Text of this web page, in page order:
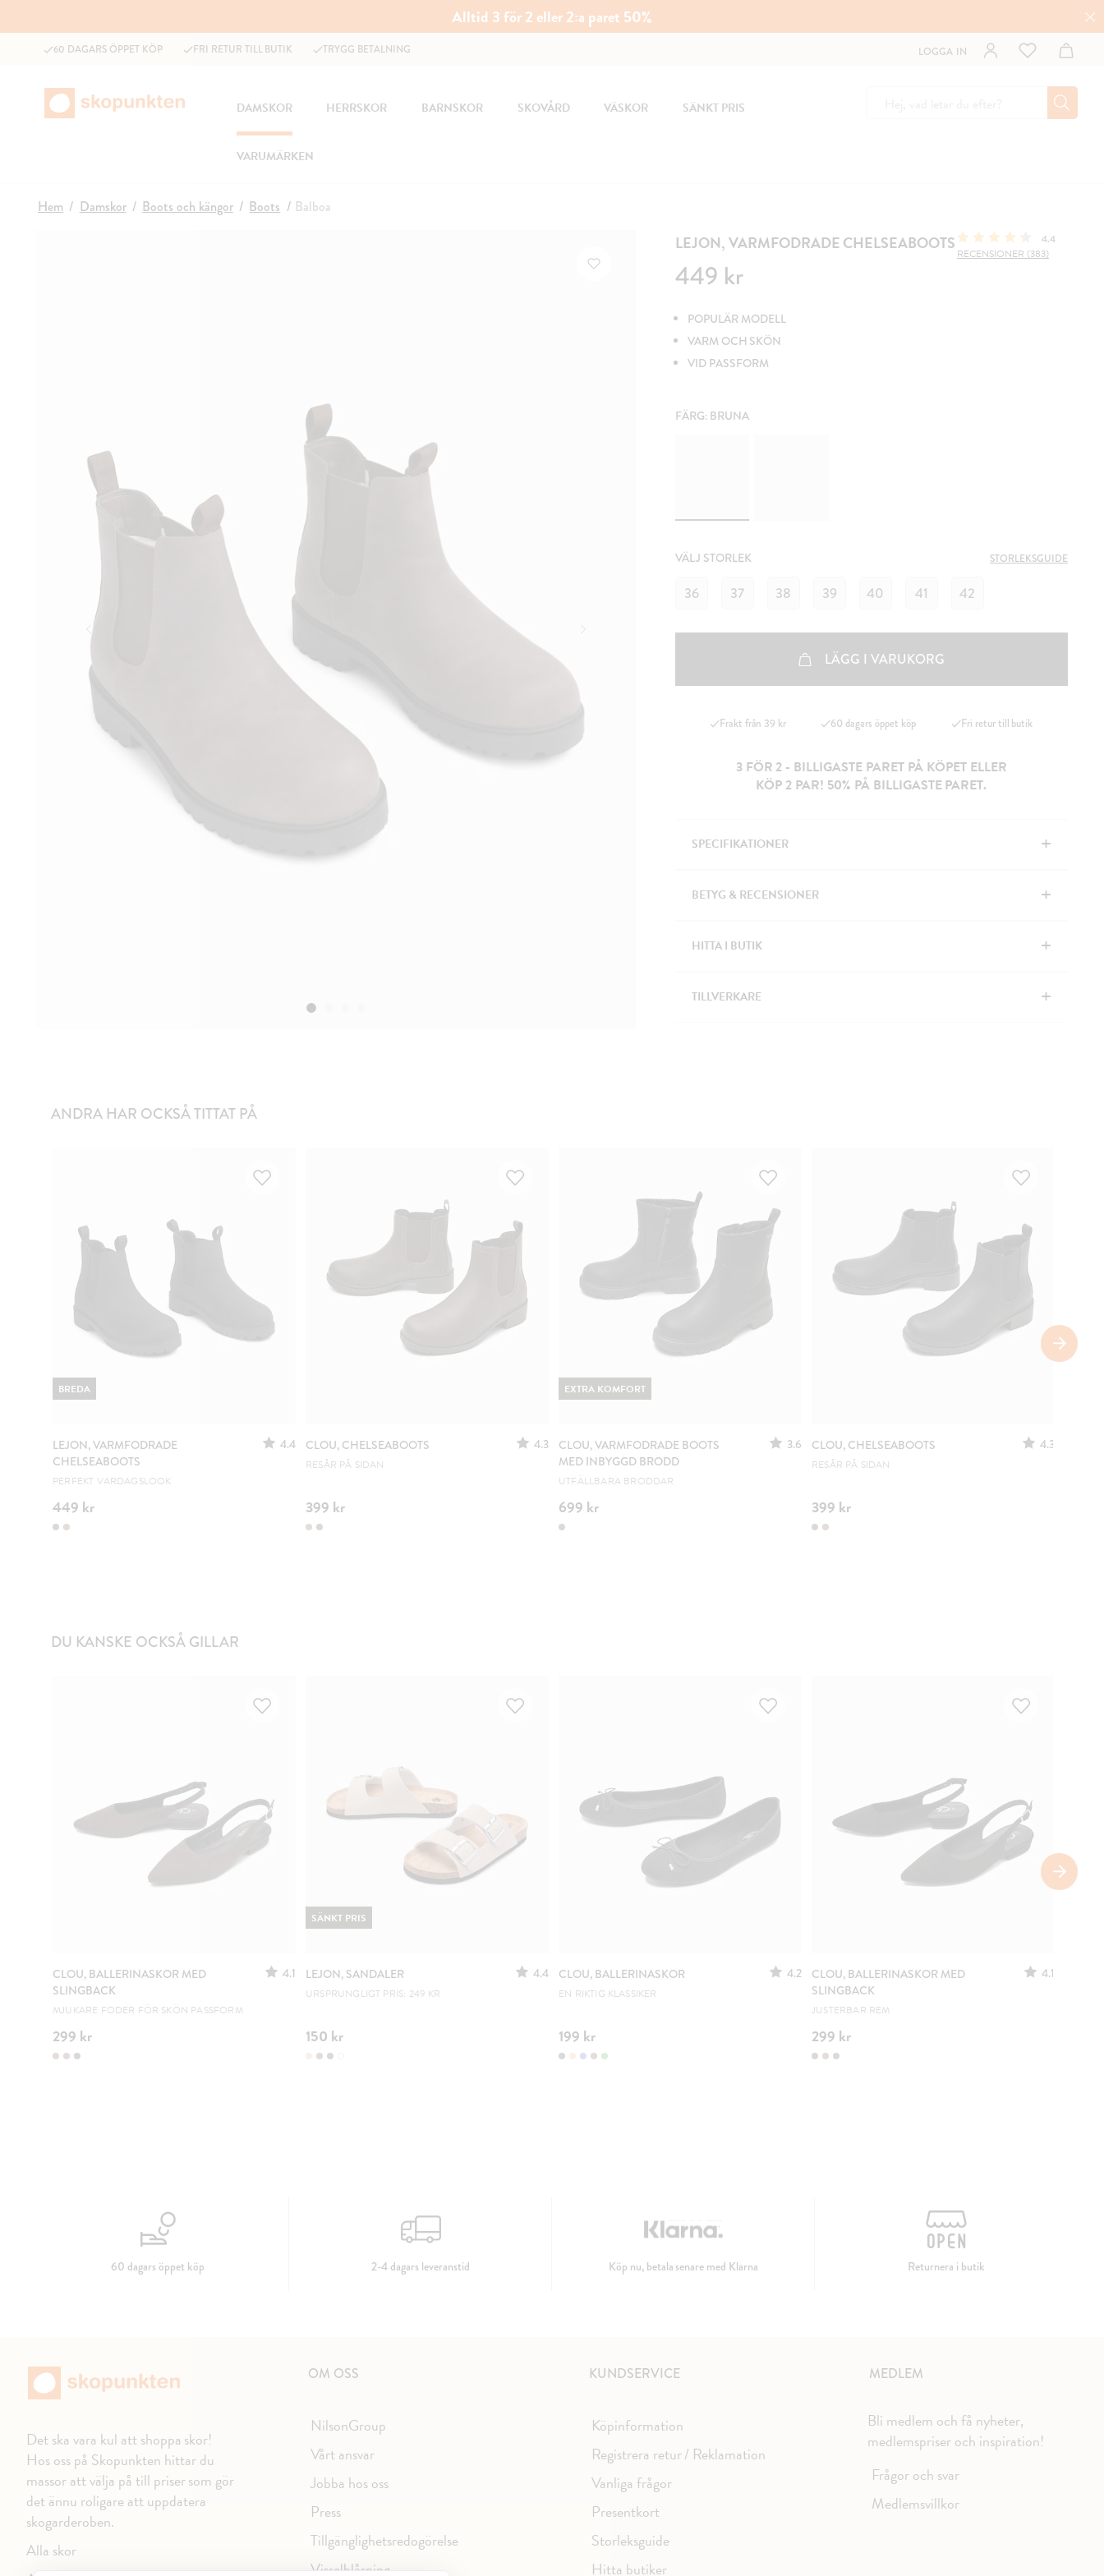
Alltid 3 för 2 eller 2:a paret 50%
60 DAGARS ÖPPET KÖP FRI RETUR TILL BUTIK TRYGG BETALNING LOGGA IN
DAMSKOR HERRSKOR BARNSKOR SKOVÅRD VÄSKOR SÄNKT PRIS
VARUMÄRKEN
Hem Damskor Boots och kängor Boots Balboa
LEJON, VARMFODRADE CHELSEABOOTS
Pris :449 kr
449 kr
4.4
RECENSIONER (383)
POPULÄR MODELL
VARM OCH SKÖN
VID PASSFORM
FÄRG: BRUNA
VÄLJ STORLEK STORLEKSGUIDE
36 37 38 39 40 41 42
LÄGG I VARUKORG
Frakt från 39 kr 60 dagars öppet köp Fri retur till butik
3 FÖR 2 - BILLIGASTE PARET PÅ KÖPET ELLER
KÖP 2 PAR! 50% PÅ BILLIGASTE PARET.
SPECIFIKATIONER +
BETYG & RECENSIONER +
HITTA I BUTIK +
TILLVERKARE +
ANDRA HAR OCKSÅ TITTAT PÅ
LEJON, VARMFODRADE
CHELSEABOOTS
4.4
PERFEKT VARDAGSLOOK
449 kr
BREDA
CLOU, CHELSEABOOTS 4.3
RESÅR PÅ SIDAN
399 kr
CLOU, VARMFODRADE BOOTS
MED INBYGGD BRODD
3.6
UTFÄLLBARA BRODDAR
699 kr
EXTRA KOMFORT
CLOU, CHELSEABOOTS 4.3
RESÅR PÅ SIDAN
399 kr
DU KANSKE OCKSÅ GILLAR
CLOU, BALLERINASKOR MED
SLINGBACK
4.1
MJUKARE FODER FÖR SKÖN PASSFORM
299 kr
LEJON, SANDALER 4.4
URSPRUNGLIGT PRIS: 249 KR
150 kr
SÄNKT PRIS
CLOU, BALLERINASKOR 4.2
EN RIKTIG KLASSIKER
199 kr
CLOU, BALLERINASKOR MED
SLINGBACK
4.1
JUSTERBAR REM
299 kr
60 dagars öppet köp 2-4 dagars leveranstid Köp nu, betala senare med Klarna Returnera i butik
Det ska vara kul att shoppa skor!
Hos oss på Skopunkten hittar du
massor att välja på till priser som gör
det ännu roligare att uppdatera
skogarderoben.
Alla skor
OM OSS
NilsonGroup
Vårt ansvar
Jobba hos oss
Press
Tillgänglighetsredogörelse
Visselblåsning
KUNDSERVICE
Köpinformation
Registrera retur / Reklamation
Vanliga frågor
Presentkort
Storleksguide
Hitta butiker
MEDLEM
Bli medlem och få nyheter,
medlemspriser och inspiration!
Frågor och svar
Medlemsvillkor